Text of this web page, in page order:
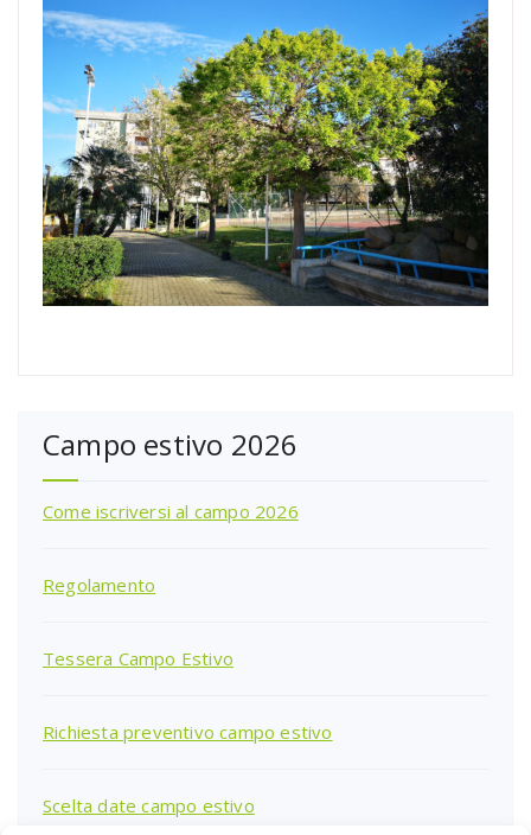
Campo estivo 2026
Come iscriversi al campo 2026
Regolamento
Tessera Campo Estivo
Richiesta preventivo campo estivo
Scelta date campo estivo